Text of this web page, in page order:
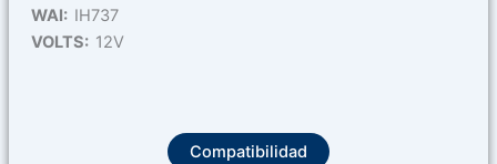
WAI: IH737
VOLTS: 12V
Compatibilidad